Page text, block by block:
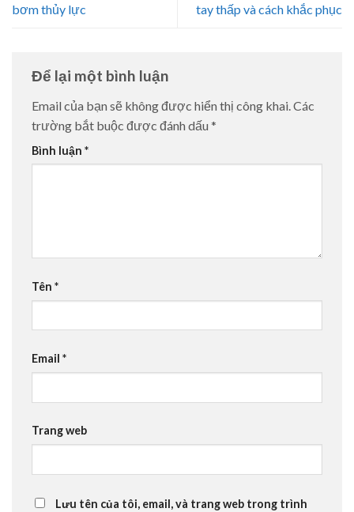
bơm thủy lực
tay thấp và cách khắc phục
Để lại một bình luận
Email của bạn sẽ không được hiển thị công khai. Các
trường bắt buộc được đánh dấu *
Bình luận *
Tên *
Email *
Trang web
Lưu tên của tôi, email, và trang web trong trình